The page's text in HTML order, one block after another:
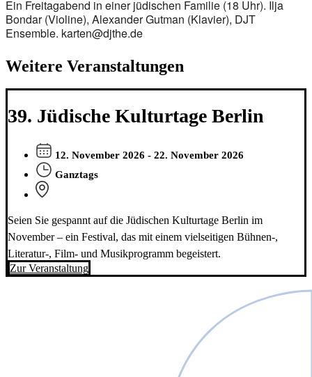
Ein Freitagabend in einer jüdischen Familie (18 Uhr). Ilja
Bondar (Violine), Alexander Gutman (Klavier), DJT
Ensemble. karten@djthe.de
Weitere Veranstaltungen
39. Jüdische Kulturtage Berlin
12. November 2026 - 22. November 2026
Ganztags
Seien Sie gespannt auf die Jüdischen Kulturtage Berlin im
November – ein Festival, das mit einem vielseitigen Bühnen-,
Literatur-, Film- und Musikprogramm begeistert.
Zur Veranstaltung